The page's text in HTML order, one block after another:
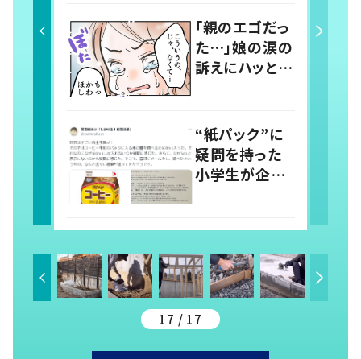
とかでして欲し
い」「社会勉強
になりますね」
の声
「親のエゴだっ
た…」娘の涙の
訴えにハッとし
取りに「すごい
分かる」「改め
て気付かされ
た」
“紙パック”に
疑問を持った
小学生が企業
丁寧な対応に
「素晴らしい」
の声
17 / 17